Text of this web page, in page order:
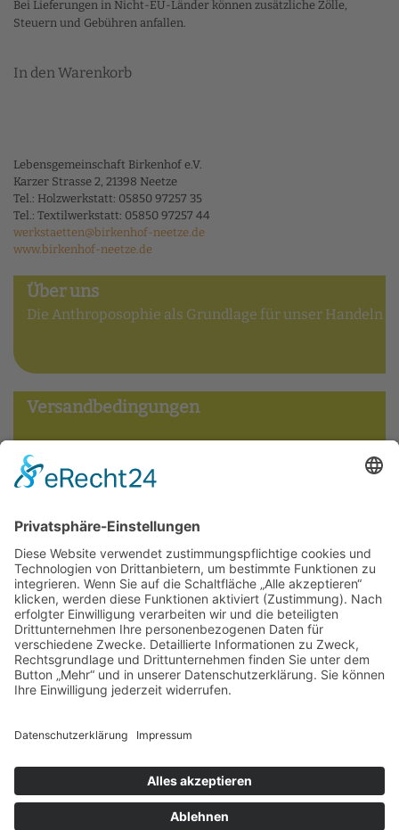
Bei Lieferungen in Nicht-EU-Länder können zusätzliche Zölle,
Steuern und Gebühren anfallen.
In den Warenkorb
Lebensgemeinschaft Birkenhof e.V.
Karzer Strasse 2, 21398 Neetze
Tel.: Holzwerkstatt: 05850 97257 35
Tel.: Textilwerkstatt: 05850 97257 44
werkstaetten@birkenhof-neetze.de
www.birkenhof-neetze.de
Über uns
Die Anthroposophie als Grundlage für unser Handeln
Versandbedingungen
Widerrufsbelehrung
Über uns
Versandbedingungen
Widerrufsbelehrung
Datenschutz
Impressum